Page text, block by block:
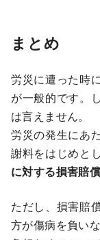
まとめ
労災に遭った時
が一般的です。
は言えません。
労災の発生にあ
謝料をはじめと
に対する損害賠
ただし、損害賠
方が傷病を負い